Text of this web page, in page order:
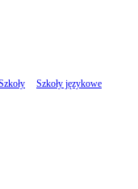
Szkoły językowe